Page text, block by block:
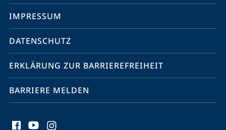
Social
Media
Kontakte
IMPRESSUM
DATENSCHUTZ
ERKLÄRUNG ZUR BARRIEREFREIHEIT
BARRIERE MELDEN